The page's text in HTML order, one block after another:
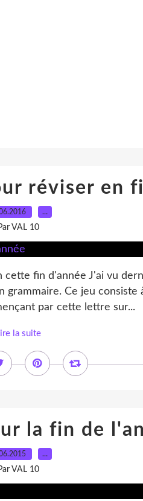
réviser en
…
VAL 10
fin d'année J'ai vu
grammaire. Ce jeu
par cette lettre sur...
la suite
la fin de
…
VAL 10